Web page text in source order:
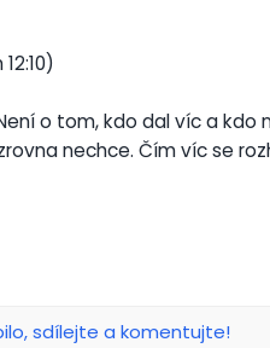
o tom, kdo dal víc a kdo
nechce. Čím víc se
víc roste nejen on, ale i
tvému partnerovi daří,
Manželství je místo,
sdílejte a komentujte!